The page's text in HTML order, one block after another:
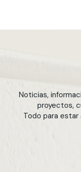
Noticias,
proyectos,
Todo para estar